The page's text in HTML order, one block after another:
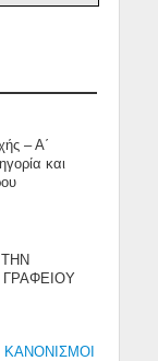
– Α΄
και
ΓΡΑΦΕΙΟΥ
ΚΑΝΟΝΙΣΜΟΙ